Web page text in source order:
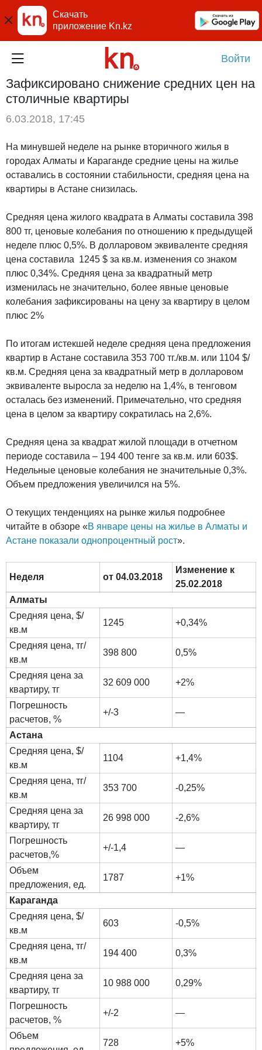
Скачать
приложение Kn.kz
Войти
Зафиксировано снижение средних цен на
столичные квартиры
6.03.2018, 17:45
На минувшей неделе на рынке вторичного жилья в
городах Алматы и Караганде средние цены на жилье
оставались в состоянии стабильности, средняя цена на
квартиры в Астане снизилась.
Средняя цена жилого квадрата в Алматы составила 398
800 тг, ценовые колебания по отношению к предыдущей
неделе плюс 0,5%. В долларовом эквиваленте средняя
цена составила 1245 $ за кв.м. изменения со знаком
плюс 0,34%. Средняя цена за квадратный метр
изменилась не значительно, более явные ценовые
колебания зафиксированы на цену за квартиру в целом
плюс 2%
По итогам истекшей неделе средняя цена предложения
квартир в Астане составила 353 700 тг./кв.м. или 1104 $/
кв.м. Средняя цена за квадратный метр в долларовом
эквиваленте выросла за неделю на 1,4%, в тенговом
осталась без изменений. Примечательно, что средняя
цена в целом за квартиру сократилась на 2,6%.
Средняя цена за квадрат жилой площади в отчетном
периоде составила – 194 400 тенге за кв.м. или 603$.
Недельные ценовые колебания не значительные 0,3%.
Объем предложения увеличился на 5%.
О текущих тенденциях на рынке жилья подробнее
читайте в обзоре «В январе цены на жилье в Алматы и
Астане показали однопроцентный рост».
Неделя от 04.03.2018
Изменение к
25.02.2018
Алматы
Средняя цена, $/
кв.м
1245 +0,34%
Средняя цена, тг/
кв.м
398 800 0,5%
Средняя цена за
квартиру, тг
32 609 000 +2%
Погрешность
расчетов, %
+/-3 —
Астана
Средняя цена, $/
кв.м
1104 +1,4%
Средняя цена, тг/
кв.м
353 700 -0,25%
Средняя цена за
квартиру, тг
26 998 000 -2,6%
Погрешность
расчетов,%
+/-1,4 —
Объем
предложения, ед.
1787 +1%
Караганда
Средняя цена, $/
кв.м
603 -0,5%
Средняя цена, тг/
кв.м
194 400 0,3%
Средняя цена за
квартиру, тг
10 988 000 0,29%
Погрешность
расчетов, %
+/-2 —
Объем
728 +5%